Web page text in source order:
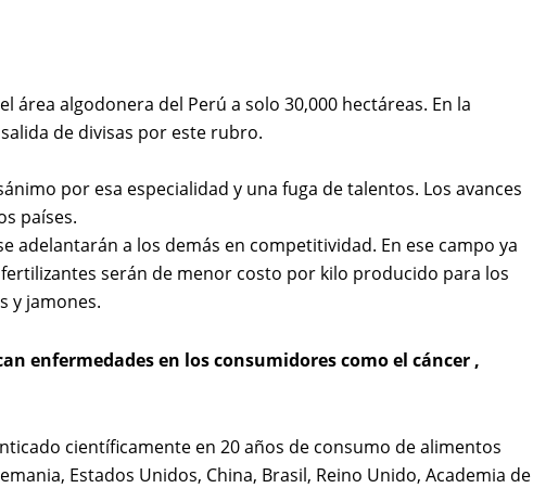
área algodonera del Perú a solo 30,000 hectáreas. En la
de divisas por este rubro.
por esa especialidad y una fuga de talentos. Los avances
países.
adelantarán a los demás en competitividad. En ese campo ya
serán de menor costo por kilo producido para los
y jamones.
enfermedades en los consumidores como el cáncer ,
científicamente en 20 años de consumo de alimentos
Estados Unidos, China, Brasil, Reino Unido, Academia de